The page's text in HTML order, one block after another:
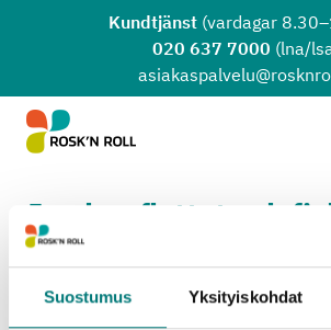
Suostumus Yksityiskohdat
Hoppa till huvudinnehållet
Kundtjänst (vardagar
020 637 7000 (lna/
Jag har flyttat och
avfallsfakturan. Har